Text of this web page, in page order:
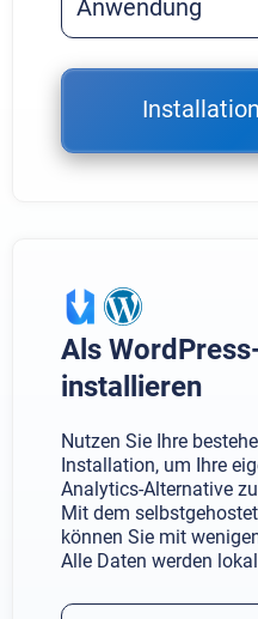
Anwendung
Als
installieren
Nutzen Sie Ihre
Installation, um Ihre
Analytics-Alternative
Mit dem
können Sie mit
Alle Daten werden